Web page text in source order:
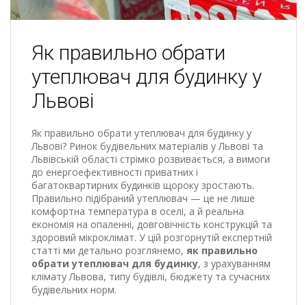
Як правильно обрати
утеплювач для будинку у
Львові
Як правильно обрати утеплювач для будинку у
Львові? Ринок будівельних матеріалів у Львові та
Львівській області стрімко розвивається, а вимоги
до енергоефективності приватних і
багатоквартирних будинків щороку зростають.
Правильно підібраний утеплювач — це не лише
комфортна температура в оселі, а й реальна
економія на опаленні, довговічність конструкцій та
здоровий мікроклімат. У цій розгорнутій експертній
статті ми детально розглянемо, як правильно
обрати утеплювач для будинку, з урахуванням
клімату Львова, типу будівлі, бюджету та сучасних
будівельних норм.